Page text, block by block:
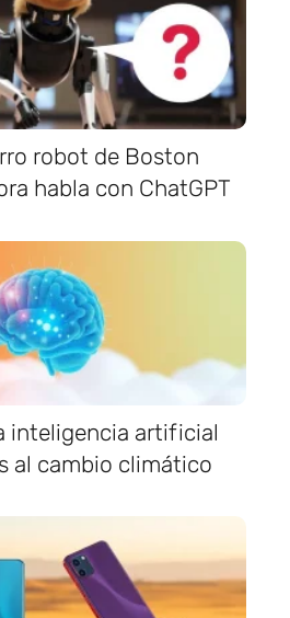
robot de Boston
habla con ChatGPT
inteligencia artificial
al cambio climático